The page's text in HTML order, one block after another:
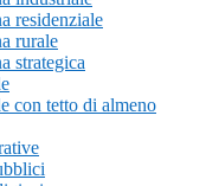
residenziale
rurale
strategica
con tetto di almeno